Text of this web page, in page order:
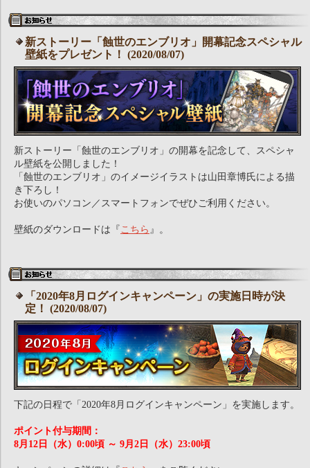
新ストーリー「蝕世のエンブリオ」開幕記念スペシャル
壁紙をプレゼント！ (2020/08/07)
新ストーリー「蝕世のエンブリオ」の開幕を記念して、スペシャ
ル壁紙を公開しました！
「蝕世のエンブリオ」のイメージイラストは山田章博氏による描
き下ろし！
お使いのパソコン／スマートフォンでぜひご利用ください。
壁紙のダウンロードは『 こちら 』。
「2020年8月ログインキャンペーン」の実施日時が決
定！ (2020/08/07)
下記の日程で「2020年8月ログインキャンペーン」を実施します。
ポイント付与期間：
8月12日（水）0:00頃 ～ 9月2日（水）23:00頃